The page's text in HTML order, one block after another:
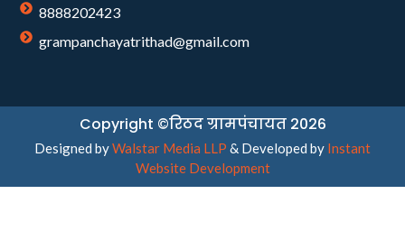
8888202423
grampanchayatrithad@gmail.com
Copyright ©रिठद ग्रामपंचायत 2026
Designed byWalstar Media LLP & Developed by Instant
Website Development